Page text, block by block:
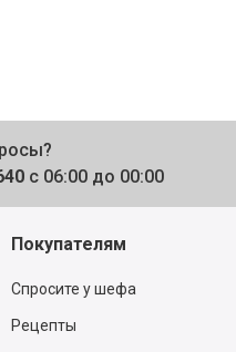
с 06:00 до 00:00
Покупателям
Спросите у шефа
Рецепты